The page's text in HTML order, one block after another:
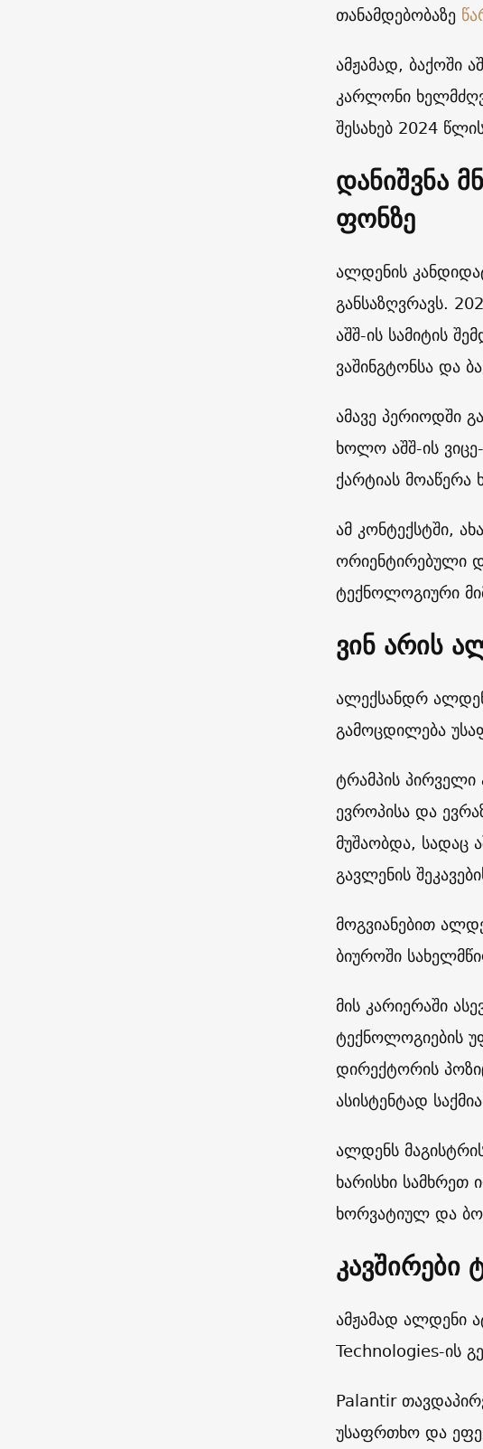
თანამდებობაზე
ამჟამად, ბაქოში
კარლონი
შესახებ 2024
დანიშვნა
ფონზე
ალდენის
განსაზღვრავს.
აშშ-ის სამიტის
ვაშინგტონსა და
ამავე პერიოდში
ხოლო აშშ-ის
ქარტიას მოაწერა
ამ კონტექსტში,
ორიენტირებული
ტექნოლოგიური
ვინ არის
ალექსანდრ
გამოცდილება
ტრამპის პირველი
ევროპისა და
მუშაობდა, სადაც
გავლენის
მოგვიანებით
ბიუროში
მის კარიერაში
ტექნოლოგიების
დირექტორის
ასისტენტად
ალდენს
ხარისხი
ხორვატიულ და
ამჟამად ალდენი
Technologies-ის
Palantir
უსაფრთხო და